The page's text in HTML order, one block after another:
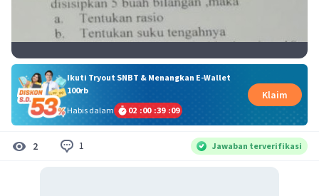
Ikuti Tryout SNBT & Menangkan E-Wallet
100rb
Habis dalam
02 :00 :39 :08
Klaim
2 1 Jawaban terverifikasi